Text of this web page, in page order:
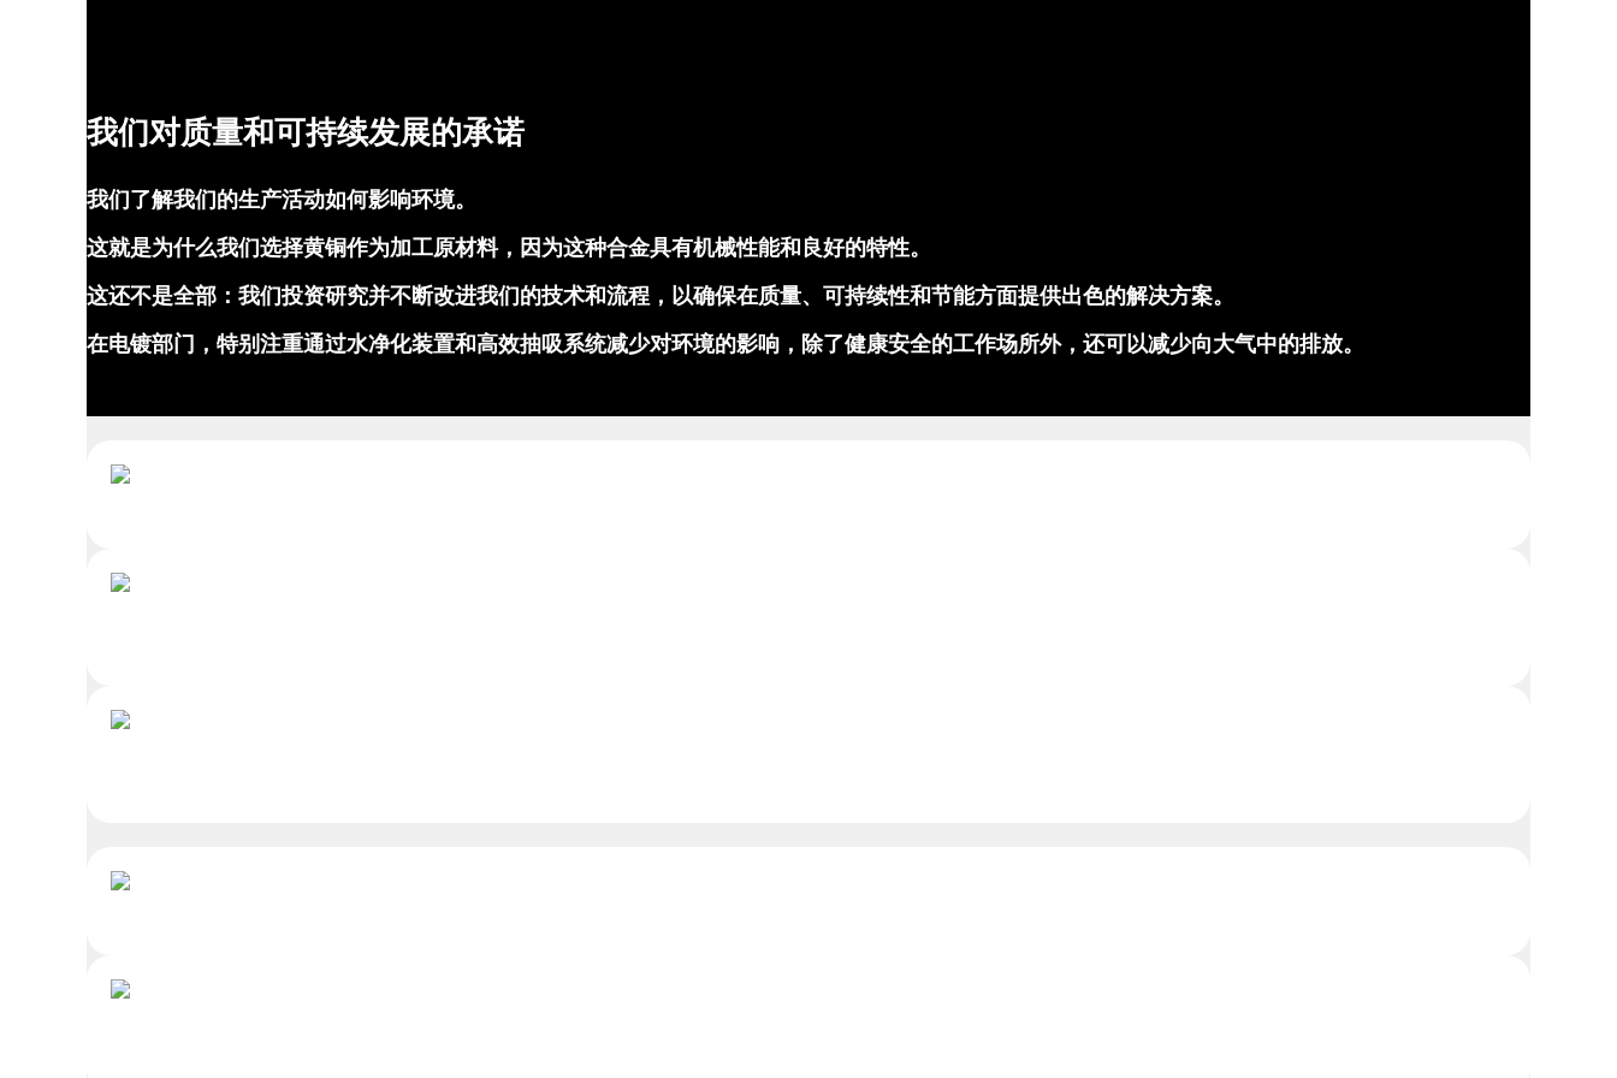
我们对质量和可持续发展的承诺
我们了解我们的生产活动如何影响环境。
这就是为什么我们选择黄铜作为加工原材料，因为这种合金具有机械性能和良好的特性。
这还不是全部：我们投资研究并不断改进我们的技术和流程，以确保在质量、可持续性和节能方面提供出色的解决方案。
在电镀部门，特别注重通过水净化装置和高效抽吸系统减少对环境的影响，除了健康安全的工作场所外，还可以减少向大气中的排放。